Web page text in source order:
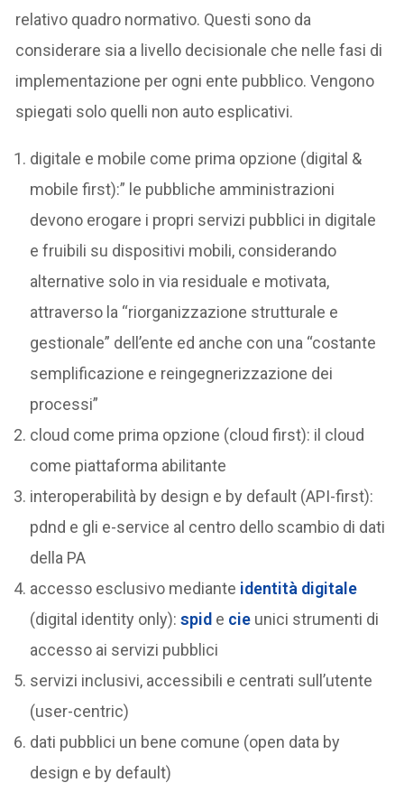
relativo quadro normativo. Questi sono da
considerare sia a livello decisionale che nelle fasi di
implementazione per ogni ente pubblico. Vengono
spiegati solo quelli non auto esplicativi.
digitale e mobile come prima opzione (digital &
mobile first):” le pubbliche amministrazioni
devono erogare i propri servizi pubblici in digitale
e fruibili su dispositivi mobili, considerando
alternative solo in via residuale e motivata,
attraverso la “riorganizzazione strutturale e
gestionale” dell’ente ed anche con una “costante
semplificazione e reingegnerizzazione dei
processi”
cloud come prima opzione (cloud first): il cloud
come piattaforma abilitante
interoperabilità by design e by default (API-first):
pdnd e gli e-service al centro dello scambio di dati
della PA
accesso esclusivo mediante identità digitale
(digital identity only):spid e cie unici strumenti di
accesso ai servizi pubblici
servizi inclusivi, accessibili e centrati sull’utente
(user-centric)
dati pubblici un bene comune (open data by
design e by default)